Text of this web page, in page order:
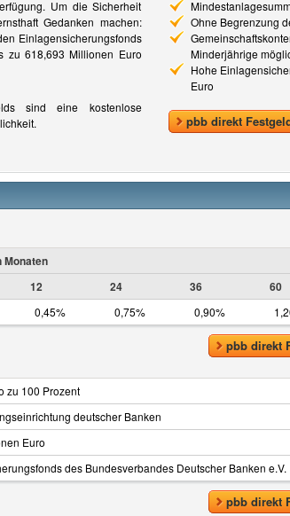
Um die Sicherheit
Gedanken machen:
Einlagensicherungsfonds
zu 618,693 Millionen Euro
sind eine kostenlose
Ohne Begrenzung
Minderjährige
Hohe
Euro
pbb direkt
Monaten
12 24 36 60
0,45% 0,75% 0,90%
pbb direkt
zu 100 Prozent
deutscher Banken
Euro
des Bundesverbandes Deutscher Banken e.V.
pbb direkt